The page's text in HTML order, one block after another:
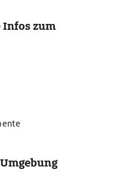
Infos zum